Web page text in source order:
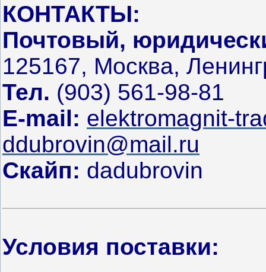
КОНТАКТЫ:
Почтовый,
125167, Москва,
Тел. (903) 561-98-81
E-mail: elektromagnit-
ddubrovin@mail.ru
Скайп: dadubrovin
Условия поставки: